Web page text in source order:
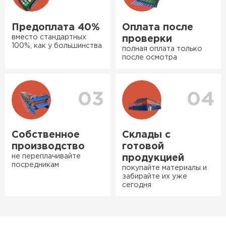
вовремя, ничего не перепутали.
сарай с таким подходом
хочется снова обратиться к
Власов
Егор
07.12.2024
Нужен был определённый
утеплитель Ursa для утепления
бани. Материал понравился:
лёгкий, хорошо гнётся, а
главное никакой пыли и
Предоплата 40%
вместо стандартных
100%, как у большинства
Оплата после
проверки
полная оплата только
после осмотра
03
Собственное
производство
не переплачивайте
посредникам
04
Склады с
готовой
продукцией
покупайте материалы и
забирайте их уже
сегодня
Фальцевая кровля